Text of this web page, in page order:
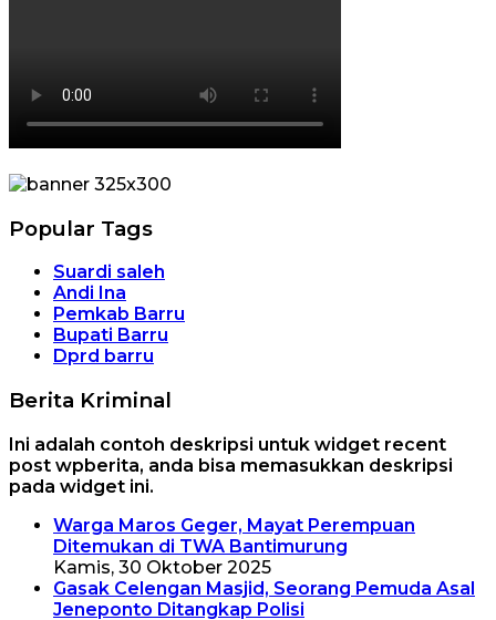
Popular Tags
Suardi saleh
Andi Ina
Pemkab Barru
Bupati Barru
Dprd barru
Berita Kriminal
Ini adalah contoh deskripsi untuk widget recent
post wpberita, anda bisa memasukkan deskripsi
pada widget ini.
Warga Maros Geger, Mayat Perempuan
Ditemukan di TWA Bantimurung
Kamis, 30 Oktober 2025
Gasak Celengan Masjid, Seorang Pemuda Asal
Jeneponto Ditangkap Polisi